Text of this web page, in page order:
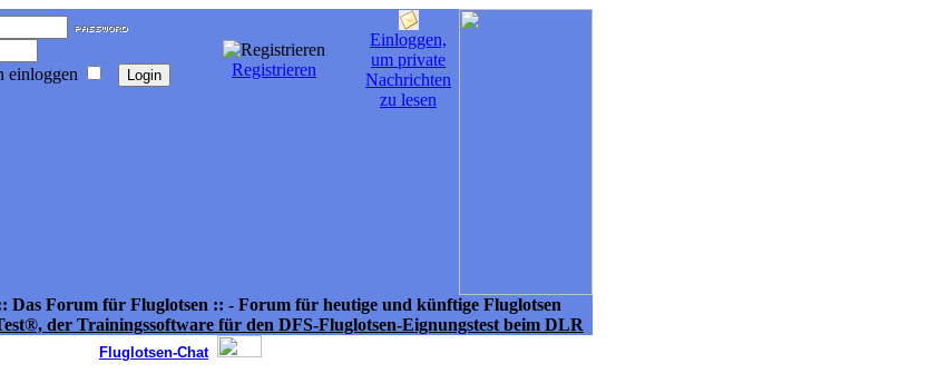
einloggen Registrieren
Einloggen,
um private
Nachrichten
zu lesen
Das Forum für Fluglotsen :: - Forum für heutige und künftige Fluglotsen
der Trainingssoftware für den DFS-Fluglotsen-Eignungstest beim DLR
Fluglotsen-Chat